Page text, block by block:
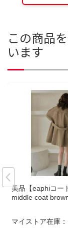
この商品
います
美品【eaphiコー
middle coat
マイストア在庫：